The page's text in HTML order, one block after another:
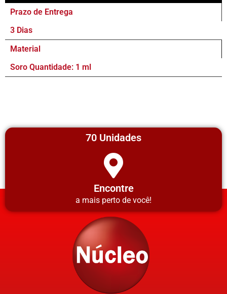
Prazo de Entrega
3 Dias
Material
Soro Quantidade: 1 ml
70 Unidades
Encontre
a mais perto de você!